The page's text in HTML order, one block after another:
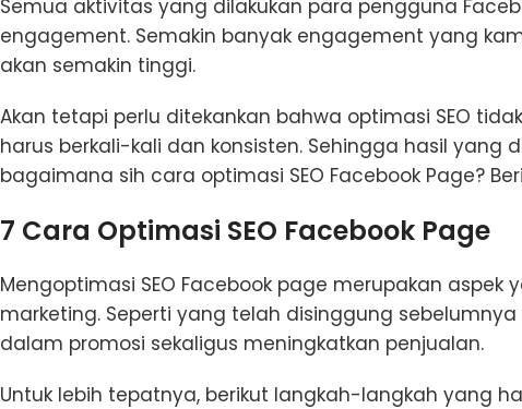
Semua aktivitas yang dilakukan para pengguna
engagement. Semakin banyak engagement yang
akan semakin tinggi.
Akan tetapi perlu ditekankan bahwa optimasi SEO
harus berkali-kali dan konsisten. Sehingga hasil yang
bagaimana sih cara optimasi SEO Facebook Page?
7 Cara Optimasi SEO Facebook Page
Mengoptimasi SEO Facebook page merupakan
marketing. Seperti yang telah disinggung
dalam promosi sekaligus meningkatkan penjualan.
Untuk lebih tepatnya, berikut langkah-langkah yang